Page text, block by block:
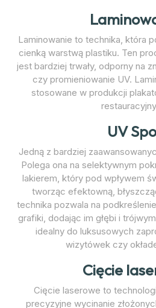
Laminowanie to technika, która
cienką warstwą plastiku. Ten
jest bardziej trwały, odporny na
czy promieniowanie UV.
stosowane w produkcji
UV
Jedną z bardziej
Polega ona na selektywnym
lakierem, który pod wpływem
tworząc efektowną,
technika pozwala na
grafiki, dodając im głębi i
idealny do luksusowych
wizytówek czy
Cięcie
Cięcie laserowe to
precyzyjne wycinanie